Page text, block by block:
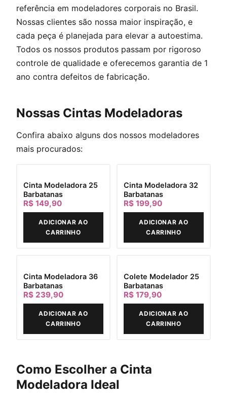
referência em modeladores corporais no Brasil.
Nossas clientes são nossa maior inspiração, e
cada peça é planejada para elevar a autoestima.
Todos os nossos produtos passam por rigoroso
controle de qualidade e oferecemos garantia de 1
ano contra defeitos de fabricação.
Nossas Cintas Modeladoras
Confira abaixo alguns dos nossos modeladores
mais procurados:
Cinta Modeladora 25
Barbatanas
R$ 149,90
ADICIONAR AO
CARRINHO
Cinta Modeladora 32
Barbatanas
R$ 199,90
ADICIONAR AO
CARRINHO
Cinta Modeladora 36
Barbatanas
R$ 239,90
ADICIONAR AO
CARRINHO
Colete Modelador 25
Barbatanas
R$ 179,90
ADICIONAR AO
CARRINHO
Como Escolher a Cinta
Modeladora Ideal